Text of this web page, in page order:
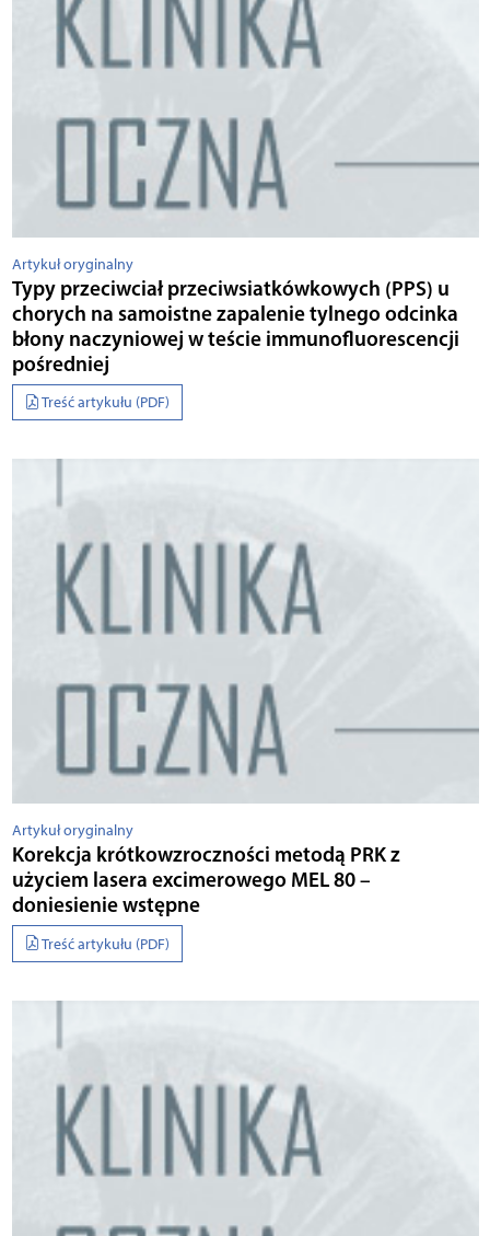
Artykuł oryginalny
Typy przeciwciał przeciwsiatkówkowych (PPS) u
chorych na samoistne zapalenie tylnego odcinka
błony naczyniowej w teście immunofluorescencji
pośredniej
Treść artykułu (PDF)
Artykuł oryginalny
Korekcja krótkowzroczności metodą PRK z
użyciem lasera excimerowego MEL 80 –
doniesienie wstępne
Treść artykułu (PDF)